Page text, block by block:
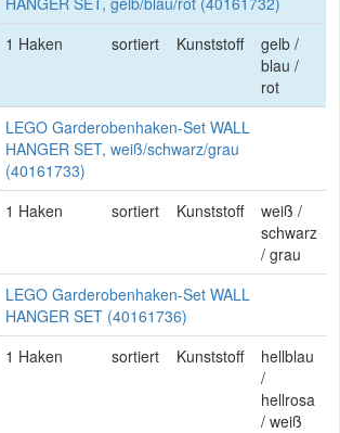
1 Haken
sortiert Kunststoff
gelb /
blau /
rot
LEGO Garderobenhaken-Set WALL
HANGER SET, weiß/schwarz/grau
(40161733)
1 Haken
sortiert Kunststoff
weiß /
schwarz
/ grau
LEGO Garderobenhaken-Set WALL
HANGER SET (40161736)
1 Haken
sortiert Kunststoff
hellblau
/
hellrosa
/ weiß